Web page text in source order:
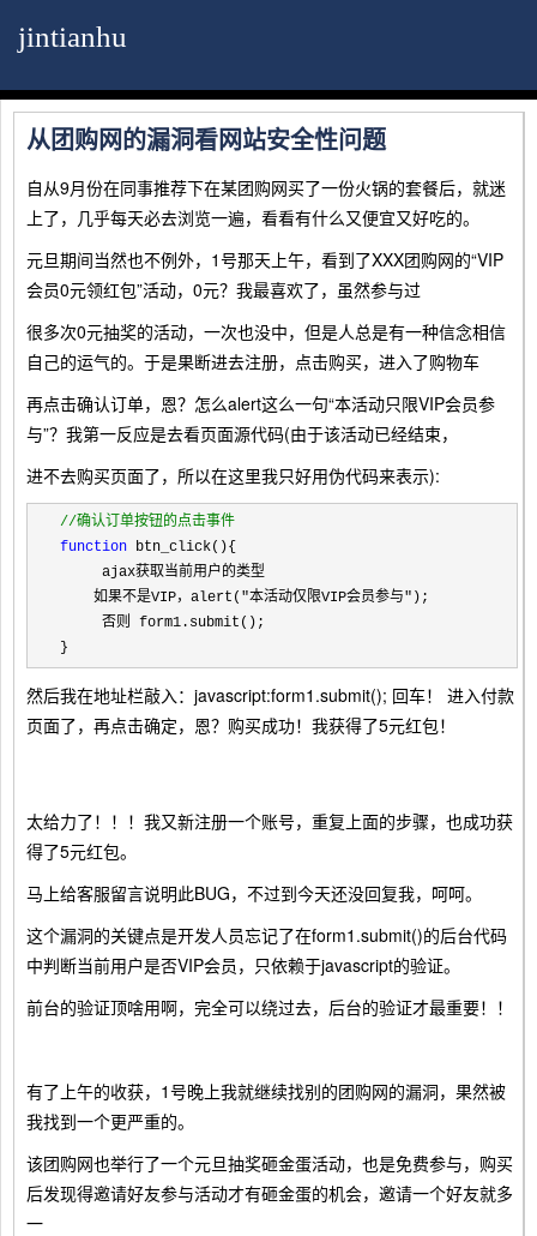
jintianhu
从团购网的漏洞看网站安全性问题
自从9月份在同事推荐下在某团购网买了一份火锅的套餐后，就迷
上了，几乎每天必去浏览一遍，看看有什么又便宜又好吃的。
元旦期间当然也不例外，1号那天上午，看到了XXX团购网的“VIP
会员0元领红包”活动，0元？我最喜欢了，虽然参与过
很多次0元抽奖的活动，一次也没中，但是人总是有一种信念相信
自己的运气的。于是果断进去注册，点击购买，进入了购物车
再点击确认订单，恩？怎么alert这么一句“本活动只限VIP会员参
与”？我第一反应是去看页面源代码(由于该活动已经结束，
进不去购买页面了，所以在这里我只好用伪代码来表示):
//确认订单按钮的点击事件
function btn_click(){
     ajax获取当前用户的类型
    如果不是VIP，alert(
"本活动仅限VIP会员参与" );
     否则 form1.submit();
}
然后我在地址栏敲入：javascript:form1.submit(); 回车！ 进入付款
页面了，再点击确定，恩？购买成功！我获得了5元红包！
太给力了！！！我又新注册一个账号，重复上面的步骤，也成功获
得了5元红包。
马上给客服留言说明此BUG，不过到今天还没回复我，呵呵。
这个漏洞的关键点是开发人员忘记了在form1.submit()的后台代码
中判断当前用户是否VIP会员，只依赖于javascript的验证。
前台的验证顶啥用啊，完全可以绕过去，后台的验证才最重要！！
有了上午的收获，1号晚上我就继续找别的团购网的漏洞，果然被
我找到一个更严重的。
该团购网也举行了一个元旦抽奖砸金蛋活动，也是免费参与，购买
后发现得邀请好友参与活动才有砸金蛋的机会，邀请一个好友就多
一